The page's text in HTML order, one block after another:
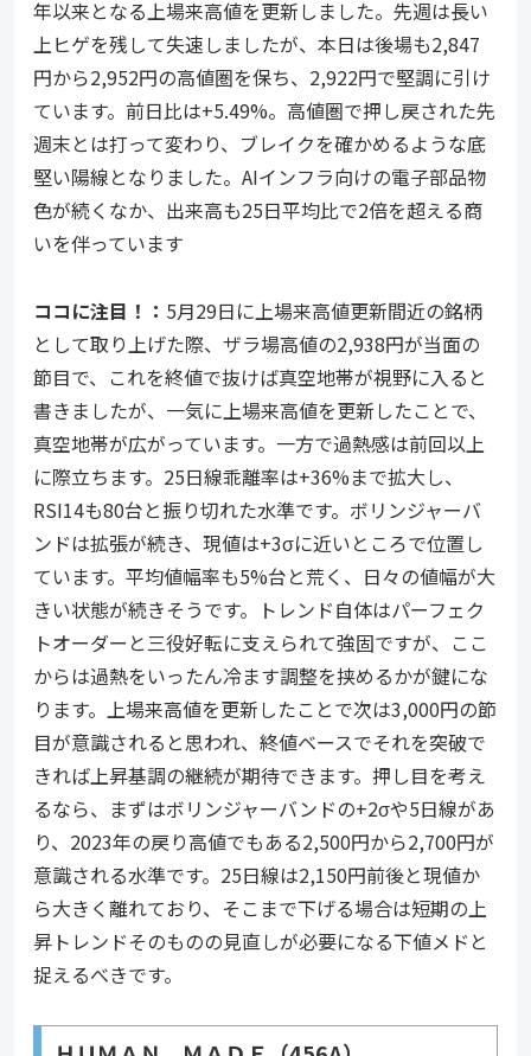
年以来となる上場来高値を更新しました。先週は長い
上ヒゲを残して失速しましたが、本日は後場も2,847
円から2,952円の高値圏を保ち、2,922円で堅調に引け
ています。前日比は+5.49%。高値圏で押し戻された先
週末とは打って変わり、ブレイクを確かめるような底
堅い陽線となりました。AIインフラ向けの電子部品物
色が続くなか、出来高も25日平均比で2倍を超える商
いを伴っています
ココに注目！： 5月29日に上場来高値更新間近の銘柄
として取り上げた際、ザラ場高値の2,938円が当面の
節目で、これを終値で抜けば真空地帯が視野に入ると
書きましたが、一気に上場来高値を更新したことで、
真空地帯が広がっています。一方で過熱感は前回以上
に際立ちます。25日線乖離率は+36%まで拡大し、
RSI14も80台と振り切れた水準です。ボリンジャーバ
ンドは拡張が続き、現値は+3σに近いところで位置し
ています。平均値幅率も5%台と荒く、日々の値幅が大
きい状態が続きそうです。トレンド自体はパーフェク
トオーダーと三役好転に支えられて強固ですが、ここ
からは過熱をいったん冷ます調整を挟めるかが鍵にな
ります。上場来高値を更新したことで次は3,000円の節
目が意識されると思われ、終値ベースでそれを突破で
きれば上昇基調の継続が期待できます。押し目を考え
るなら、まずはボリンジャーバンドの+2σや5日線があ
り、2023年の戻り高値でもある2,500円から2,700円が
意識される水準です。25日線は2,150円前後と現値か
ら大きく離れており、そこまで下げる場合は短期の上
昇トレンドそのものの見直しが必要になる下値メドと
捉えるべきです。